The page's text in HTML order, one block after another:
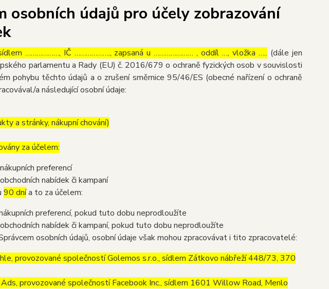
osobních údajů pro účely zobrazování
………………, IČ ………………., zapsaná u ………………… , oddíl …, vložka ….. (dále jen
parlamentu a Rady (EU) č. 2016/679 o ochraně fyzických osob v souvislosti
pohybu těchto údajů a o zrušení směrnice 95/46/ES (obecné nařízení o ochraně
a následující osobní údaje:
a stránky, nákupní chování)
za účelem:
preferencí
nabídek či kampaní
90 dnía to za účelem:
preferencí, pokud tuto dobu neprodloužíte
nabídek či kampaní, pokud tuto dobu neprodloužíte
osobních údajů, osobní údaje však mohou zpracovávat i tito zpracovatelé:
provozované společností Golemos s.r.o., sídlem Zátkovo nábřeží 448/73, 370
provozované společností Facebook Inc., sídlem 1601 Willow Road, Menlo